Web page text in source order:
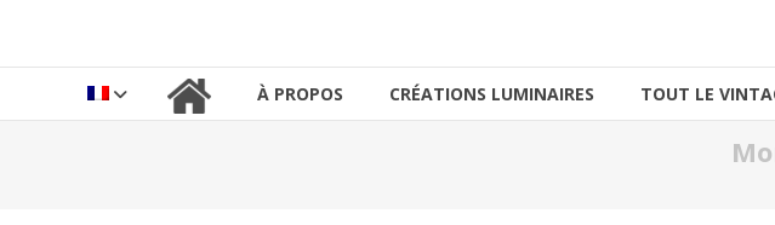
À PROPOS CRÉATIONS LUMINAIRES TOUT LE